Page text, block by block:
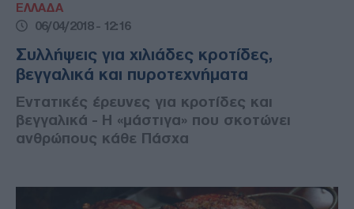
ΕΛΛΑΔΑ
06/04/2018 - 12:16
Συλλήψεις για χιλιάδες κροτίδες,
βεγγαλικά και πυροτεχνήματα
Εντατικές έρευνες για κροτίδες και
βεγγαλικά - Η «μάστιγα» που σκοτώνει
ανθρώπους κάθε Πάσχα